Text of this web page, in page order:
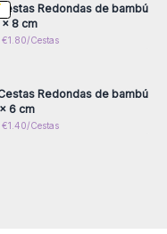
Redondas de bambú
8 cm
€1.80/Cestas
sesión o regístrese
Redondas de bambú
6 cm
€1.40/Cestas